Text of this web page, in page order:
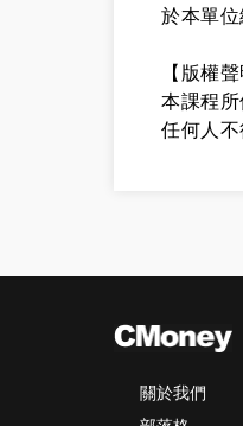
於本單
【版權聲
本課程
任何人
關於我們